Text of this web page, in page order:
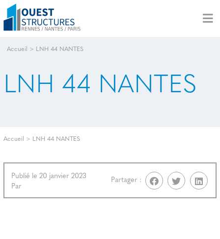
Accueil > LNH 44 NANTES
LNH 44 NANTES
Accueil > LNH 44 NANTES
Publié le 20 janvier 2023
Par
Partager :